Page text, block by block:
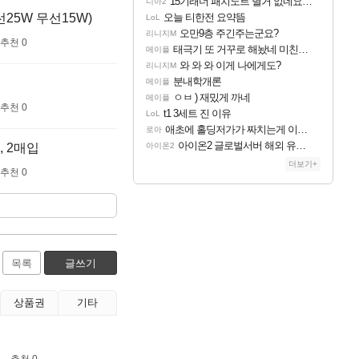
25W 무선15W)
추천 0
추천 0
2매입
추천 0
목록 글쓰기
상품권 기타
LoL 오늘 티한전 요약뜸
리니지M 오만9층 주긴주는군요?
메이플 태극기 또 거꾸로 해놨네 미친것들 ㅋㅋㅋ
리니지M 와 와 와 이게 나에게도?
메이플 분내학개론
메이플 ㅇㅂ ) 재밌게 까네
LoL t1 3세트 진 이유
로아 애초에 홀딩저가가 짜치는게 이거임 ㅋㅋ
아이온2 아이온2 글로벌서버 해외 유저 반응
더보기+